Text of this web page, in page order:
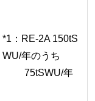
*1：RE-2A 150tS
WU/年のうち
75tSWU/年